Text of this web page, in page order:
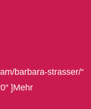
barbara-strasser/“
]Mehr